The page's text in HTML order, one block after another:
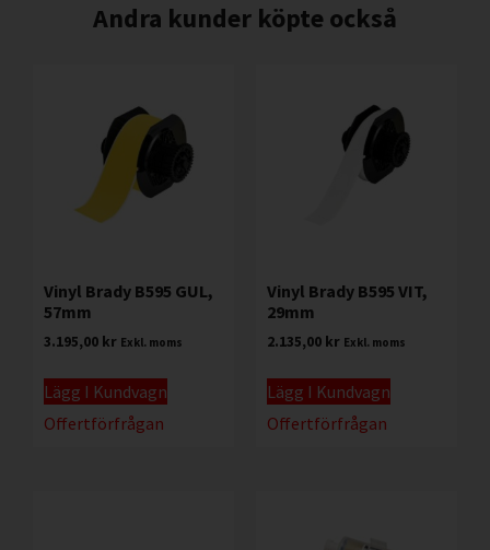
Andra kunder köpte också
Vinyl Brady B595 GUL,
57mm
3.195,00 kr Exkl. moms
Lägg I Kundvagn
Offertförfrågan
Vinyl Brady B595 VIT,
29mm
2.135,00 kr Exkl. moms
Lägg I Kundvagn
Offertförfrågan